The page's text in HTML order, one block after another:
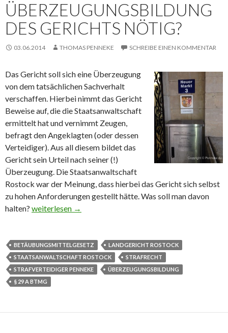
ÜBERZEUGUNGSBILDUNG
DES GERICHTS NÖTIG?
03.06.2014 THOMAS PENNEKE SCHREIBE EINEN KOMMENTAR
Das Gericht soll sich eine Überzeugung
von dem tatsächlichen Sachverhalt
verschaffen. Hierbei nimmt das Gericht
Beweise auf, die die Staatsanwaltschaft
ermittelt hat und vernimmt Zeugen,
befragt den Angeklagten (oder dessen
Verteidiger). Aus all diesem bildet das
Gericht sein Urteil nach seiner (!)
Überzeugung. Die Staatsanwaltschaft
Rostock war der Meinung, dass hierbei das Gericht sich selbst
zu hohen Anforderungen gestellt hätte. Was soll man davon
halten? Keine hohen Anforderungen an die
weiterlesen →
BETÄUBUNGSMITTELGESETZ
LANDGERICHT ROSTOCK
STAATSANWALTSCHAFT ROSTOCK
STRAFRECHT
STRAFVERTEIDIGER PENNEKE
ÜBERZEUGUNGSBILDUNG
§ 29 A BTMG